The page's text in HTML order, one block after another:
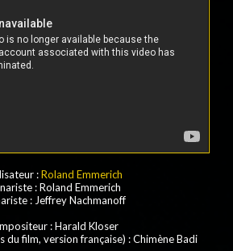
:Roland Emmerich
: Roland Emmerich
: Jeffrey Nachmanoff
:Harald Kloser
du film, version française) :Chimène Badi